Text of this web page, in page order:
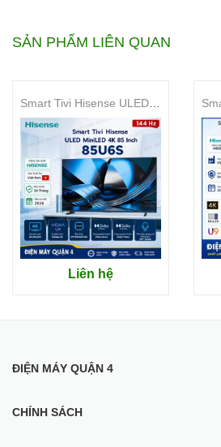
SẢN PHẨM LIÊN QUAN
Liên hệ
ĐIỆN MÁY QUẬN 4
CHÍNH SÁCH